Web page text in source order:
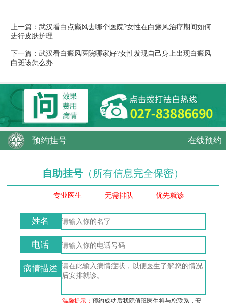
上一篇： 武汉看白点癫风去哪个医院?女性在白癜风治疗期间如何
进行皮肤护理
下一篇： 武汉看白癜风医院哪家好?女性发现自己身上出现白癜风
白斑该怎么办
预约挂号 在线预约
自助挂号 （所有信息完全保密）
专业医生 无需排队 优先就诊
姓名
电话
病情描述
温馨提示：预约成功后我院值班医生将与您联系，安